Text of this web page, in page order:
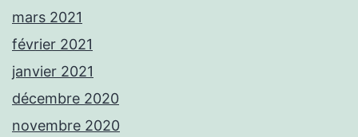
mars 2021
février 2021
janvier 2021
décembre 2020
novembre 2020